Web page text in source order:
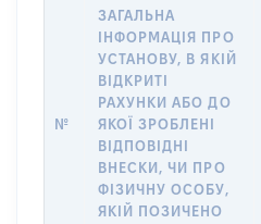
№
ЗАГАЛЬНА
ІНФОРМАЦІЯ ПРО
УСТАНОВУ, В ЯКІЙ
ВІДКРИТІ
РАХУНКИ АБО ДО
ЯКОЇ ЗРОБЛЕНІ
ВІДПОВІДНІ
ВНЕСКИ, ЧИ ПРО
ФІЗИЧНУ ОСОБУ,
ЯКІЙ ПОЗИЧЕНО